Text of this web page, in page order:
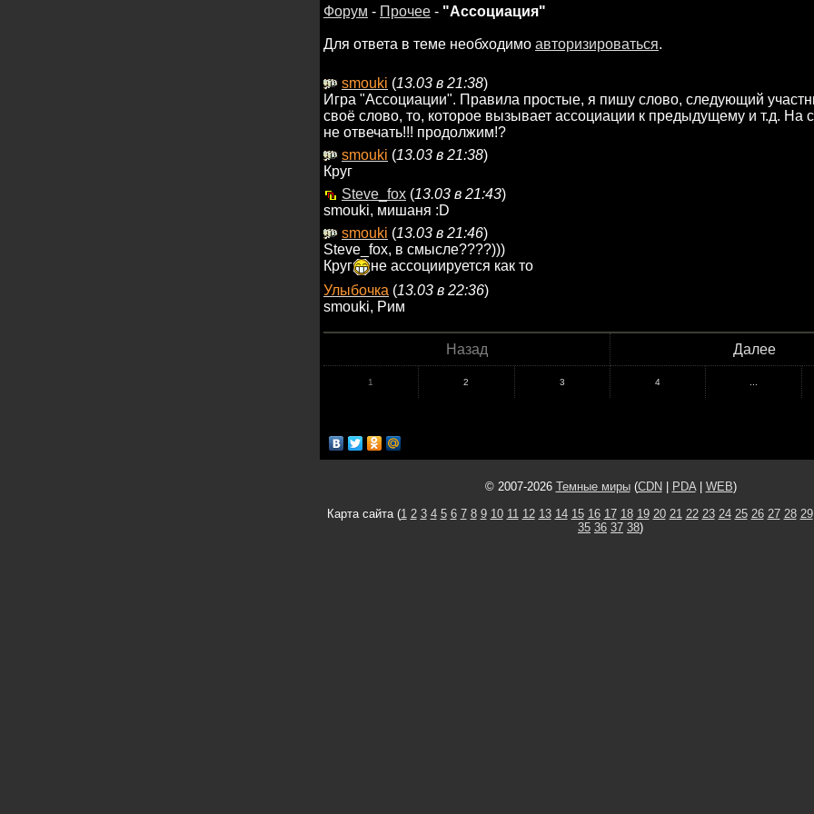
Форум - Прочее - "Ассоциация"
Для ответа в теме необходимо авторизироваться.
smouki (13.03 в 21:38)
Игра "Ассоциации". Правила простые, я пишу слово, следующий
своё слово, то, которое вызывает ассоциации к предыдущему и т.д. На
не отвечать!!! продолжим!?
smouki (13.03 в 21:38)
Круг
Steve_fox (13.03 в 21:43)
smouki, мишаня :D
smouki (13.03 в 21:46)
Steve_fox, в смысле????)))
Круг
не ассоциируется как то
Улыбочка (13.03 в 22:36)
smouki, Рим
Назад Далее
1 2 3 4
© 2007-2026 Темные миры(CDN PDA| WEB)
Карта сайта (1 2 3 4 5 6 7 8 9 10 11 12 13 14 15 16 17 18 19 20 21 22 23 24 25 26 27 28 29
35 36 37 38)